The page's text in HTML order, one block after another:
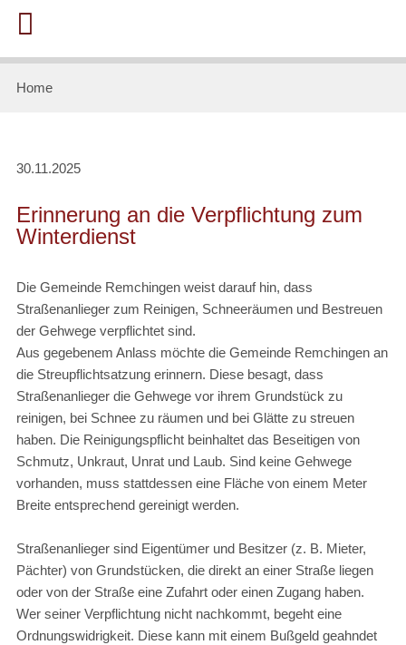
Home
30.11.2025
Erinnerung an die Verpflichtung zum
Winterdienst
Die Gemeinde Remchingen weist darauf hin, dass
Straßenanlieger zum Reinigen, Schneeräumen und Bestreuen
der Gehwege verpflichtet sind.
Aus gegebenem Anlass möchte die Gemeinde Remchingen an
die Streupflichtsatzung erinnern. Diese besagt, dass
Straßenanlieger die Gehwege vor ihrem Grundstück zu
reinigen, bei Schnee zu räumen und bei Glätte zu streuen
haben. Die Reinigungspflicht beinhaltet das Beseitigen von
Schmutz, Unkraut, Unrat und Laub. Sind keine Gehwege
vorhanden, muss stattdessen eine Fläche von einem Meter
Breite entsprechend gereinigt werden.
Straßenanlieger sind Eigentümer und Besitzer (z. B. Mieter,
Pächter) von Grundstücken, die direkt an einer Straße liegen
oder von der Straße eine Zufahrt oder einen Zugang haben.
Wer seiner Verpflichtung nicht nachkommt, begeht eine
Ordnungswidrigkeit. Diese kann mit einem Bußgeld geahndet